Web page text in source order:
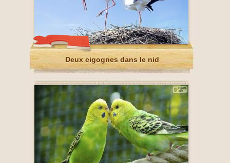
Deux cigognes dans le nid